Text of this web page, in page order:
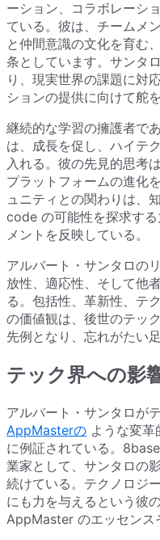
ーション、コラボレーシ
ている。彼は、チームメ
と仲間意識の文化を育む
条としています。サンタ
り、現実世界の課題に対
ションの提供に向けて舵
継続的な学習の擁護者で
は、成長を促し、ハイテ
入れる。彼の先見的思考
プラットフォームの進化
ュニティとの関わりは、
code の可能性を探求す
メントを反映している。
アルバート・サンタロの
放性、適応性、そして他
る。包括性、革新性、テ
の価値観は、後世のテッ
先例となり、忘れがたい
テック界への影
アルバート・サンタロが
AppMasterの ような変
に例証されている。
業家として、サンタロの
続けている。テクノロジ
にも力を与えるという彼
AppMaster のエッセンス